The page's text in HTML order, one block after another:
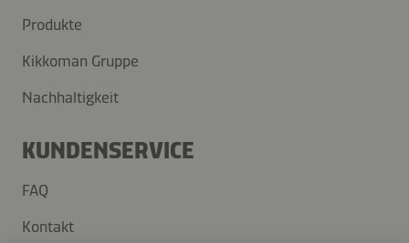
Produkte
Kikkoman Gruppe
Nachhaltigkeit
KUNDENSERVICE
FAQ
Kontakt